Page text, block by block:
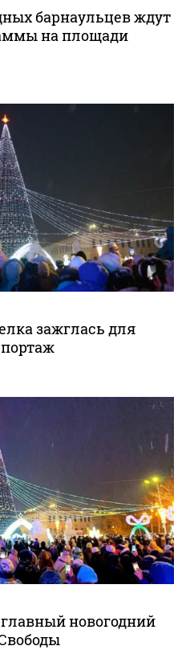
барнаульцев ждут
на площади
зажглась для
новогодний